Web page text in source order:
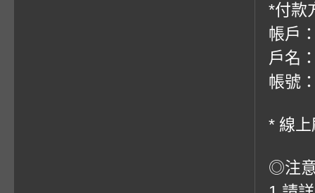
*付款
帳戶
戶名
帳號
* 線
◎注